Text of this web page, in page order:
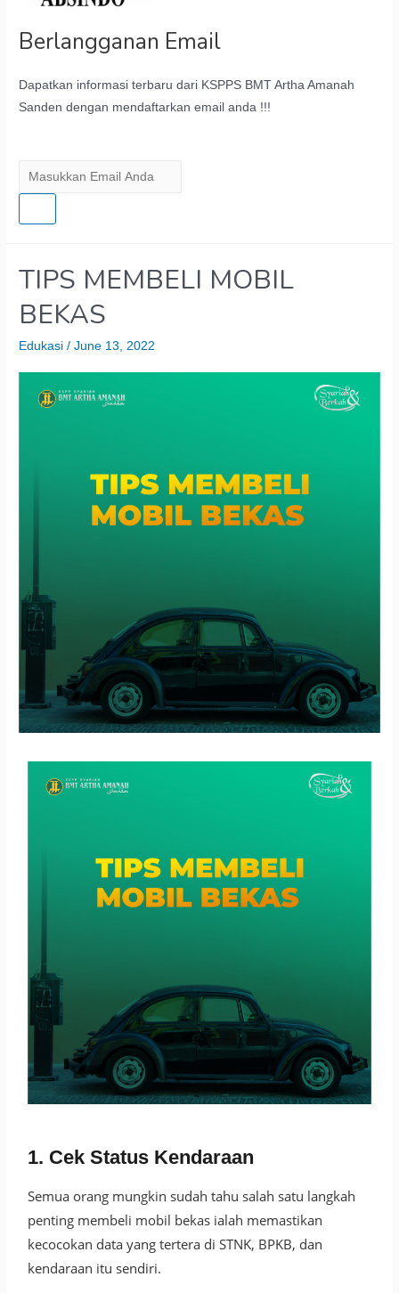
Berlangganan Email
Dapatkan informasi terbaru dari KSPPS BMT Artha Amanah
Sanden dengan mendaftarkan email anda !!!
TIPS MEMBELI MOBIL
BEKAS
Edukasi /June 13, 2022
1. Cek Status Kendaraan
Semua orang mungkin sudah tahu salah satu langkah
penting membeli mobil bekas ialah memastikan
kecocokan data yang tertera di STNK, BPKB, dan
kendaraan itu sendiri.